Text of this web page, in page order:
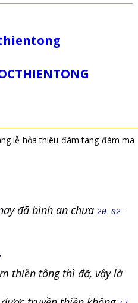
lễ hỏa thiêu đám tang đám ma
đã bình an chưa 20-02-
thiền tông thì đỡ, vậy là